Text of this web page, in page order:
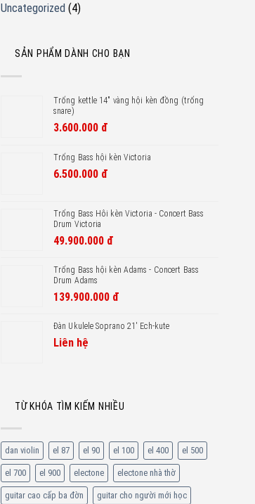
Uncategorized (4)
SẢN PHẨM DÀNH CHO BẠN
Trống kettle 14" vàng hội kèn đồng (trống
snare)
3.600.000 đ
Trống Bass hội kèn Victoria
6.500.000 đ
Trống Bass Hôi kèn Victoria - Concert Bass
Drum Victoria
49.900.000 đ
Trống Bass hội kèn Adams - Concert Bass
Drum Adams
139.900.000 đ
Đàn Ukulele Soprano 21′ Ech-kute
Liên hệ
TỪ KHÓA TÌM KIẾM NHIỀU
dan violin el 87 el 90 el 100 el 400 el 500
el 700 el 900 electone electone nhà thờ
guitar cao cấp ba đờn guitar cho người mới học